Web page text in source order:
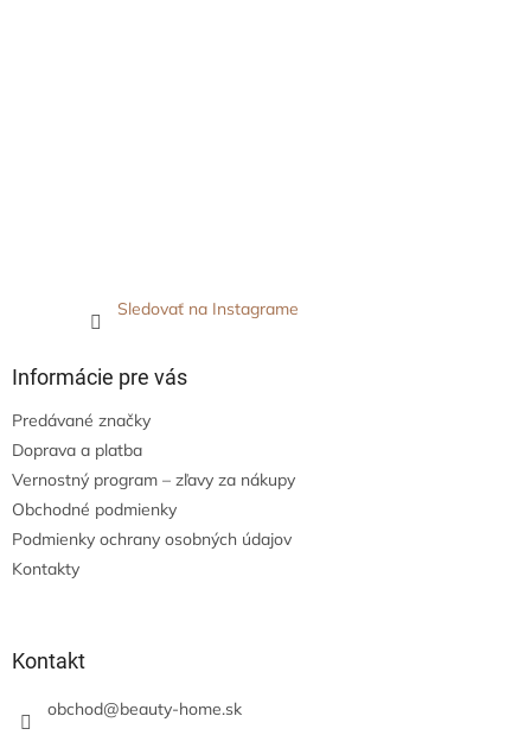
Sledovať na Instagrame
Informácie pre vás
Predávané značky
Doprava a platba
Vernostný program – zľavy za nákupy
Obchodné podmienky
Podmienky ochrany osobných údajov
Kontakty
Kontakt
obchod@beauty-home.sk